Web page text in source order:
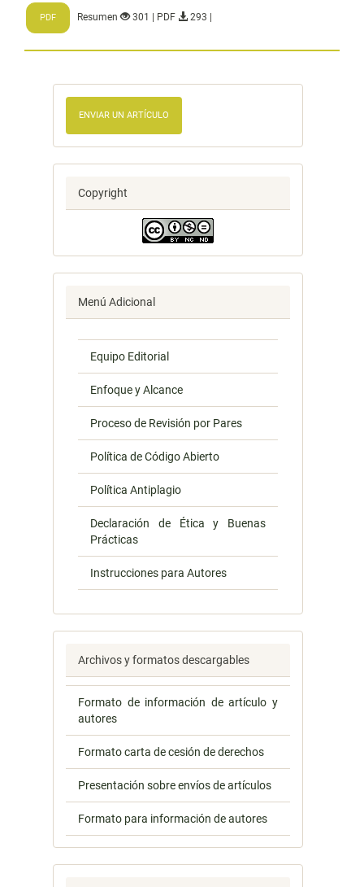
PDF Resumen 301 | PDF 293 |
ENVIAR UN ARTÍCULO
Copyright
Menú Adicional
Equipo Editorial
Enfoque y Alcance
Proceso de Revisión por Pares
Política de Código Abierto
Política Antiplagio
Declaración de Ética y Buenas
Prácticas
Instrucciones para Autores
Archivos y formatos descargables
Formato de información de artículo y
autores
Formato carta de cesión de derechos
Presentación sobre envíos de artículos
Formato para información de autores